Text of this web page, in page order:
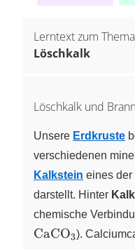
Lerntext zum Thema
Löschkalk
Löschkalk und
Unsere Erdkruste
verschiedenen
Kalkstein eines der
darstellt. Hinter
chemische
CaCOX
3).